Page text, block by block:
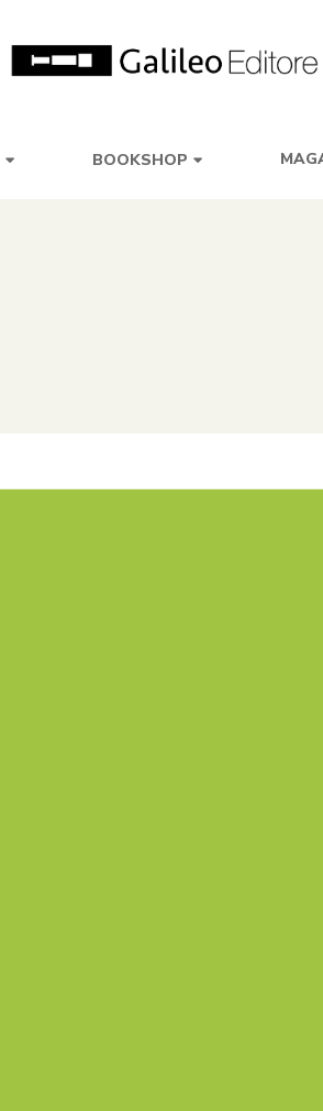
BOOKSHOP